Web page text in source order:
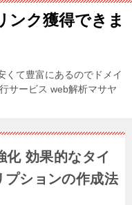
ンク獲得できま
くて豊富にあるのでドメイ
サービス web解析マサヤ
化 効果的なタイ
プションの作成法